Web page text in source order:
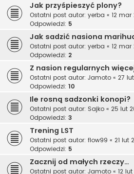
Jak przyśpieszyć plony?
Ostatni post autor: yerba « 12 mar
Odpowiedzi: 5
Jak sadzić nasiona
Ostatni post autor: yerba « 12 mar
Odpowiedzi: 2
Z nasion regularnych
Ostatni post autor: Jamoto « 27
Odpowiedzi: 10
Ile rosną sadzonki konopi?
Ostatni post autor: Sajko « 25 lut
Odpowiedzi: 3
Trening LST
Ostatni post autor: flow99 « 21 lut
Odpowiedzi: 5
Zacznij od małych rzeczy…
Ostatni post autor: Jamoto « 12